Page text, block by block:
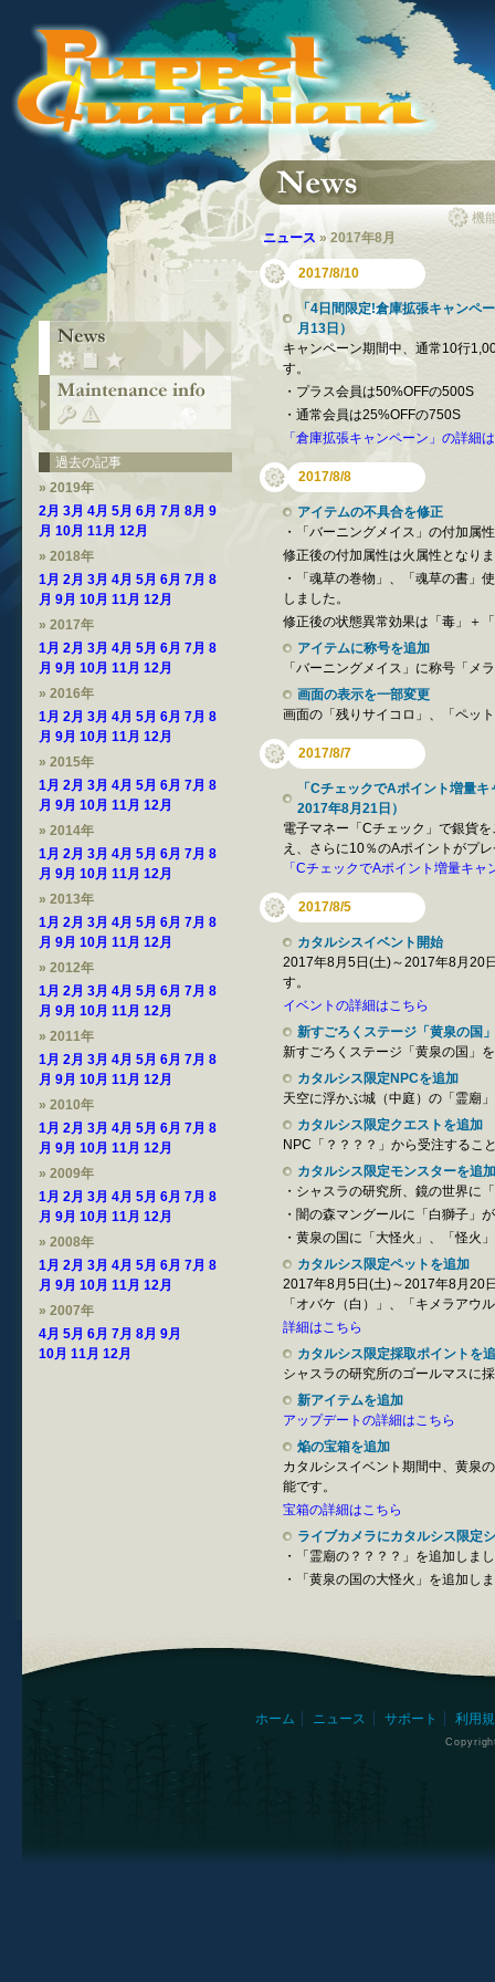
機
ニュース » 2017年8月
2017/8/10
「4日間限定!倉庫拡張キャンペ
月13日）
キャンペーン期間中、通常10行
す。
・プラス会員は50%OFFの500S
・通常会員は25%OFFの750S
「倉庫拡張キャンペーン」の詳細
2017/8/8
アイテムの不具合を修正
・「バーニングメイス」の付加属
修正後の付加属性は火属性となり
・「魂草の巻物」、「魂草の書」
しました。
修正後の状態異常効果は「毒」＋
アイテムに称号を追加
「バーニングメイス」に称号「メ
画面の表示を一部変更
画面の「残りサイコロ」、「ペッ
2017/8/7
「CチェックでAポイント増量
2017年8月21日）
電子マネー「Cチェック」で銀貨
え、さらに10％のAポイントがプ
「CチェックでAポイント増量キ
2017/8/5
カタルシスイベント開始
2017年8月5日(土)～2017年8月20
す。
イベントの詳細はこちら
新すごろくステージ「黄泉の国
新すごろくステージ「黄泉の国」
カタルシス限定NPCを追加
天空に浮かぶ城（中庭）の「霊廟
カタルシス限定クエストを追加
NPC「？？？？」から受注するこ
カタルシス限定モンスターを追加
・シャスラの研究所、鏡の世界に
・闇の森マングールに「白獅子」
・黄泉の国に「大怪火」、「怪火
カタルシス限定ペットを追加
2017年8月5日(土)～2017年8月20
「オバケ（白）」、「キメラアウ
詳細はこちら
カタルシス限定採取ポイントを
シャスラの研究所のゴールマスに
新アイテムを追加
アップデートの詳細はこちら
焔の宝箱を追加
カタルシスイベント期間中、黄泉
能です。
宝箱の詳細はこちら
ライブカメラにカタルシス限定
・「霊廟の？？？？」を追加しま
・「黄泉の国の大怪火」を追加し
過去の記事
» 2019年
2月 3月 4月 5月 6月 7月 8月 9
月 10月 11月 12月
» 2018年
1月 2月 3月 4月 5月 6月 7月 8
月 9月 10月 11月 12月
» 2017年
1月 2月 3月 4月 5月 6月 7月 8
月 9月 10月 11月 12月
» 2016年
1月 2月 3月 4月 5月 6月 7月 8
月 9月 10月 11月 12月
» 2015年
1月 2月 3月 4月 5月 6月 7月 8
月 9月 10月 11月 12月
» 2014年
1月 2月 3月 4月 5月 6月 7月 8
月 9月 10月 11月 12月
» 2013年
1月 2月 3月 4月 5月 6月 7月 8
月 9月 10月 11月 12月
» 2012年
1月 2月 3月 4月 5月 6月 7月 8
月 9月 10月 11月 12月
» 2011年
1月 2月 3月 4月 5月 6月 7月 8
月 9月 10月 11月 12月
» 2010年
1月 2月 3月 4月 5月 6月 7月 8
月 9月 10月 11月 12月
» 2009年
1月 2月 3月 4月 5月 6月 7月 8
月 9月 10月 11月 12月
» 2008年
1月 2月 3月 4月 5月 6月 7月 8
月 9月 10月 11月 12月
» 2007年
4月 5月 6月 7月 8月 9月
10月 11月 12月
ホーム ニュース サポート 利用